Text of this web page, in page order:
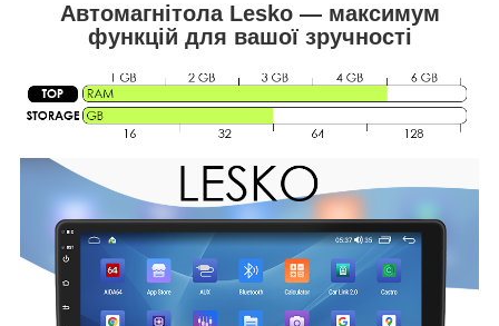
Автомагнітола Lesko — максимум
функцій для вашої зручності